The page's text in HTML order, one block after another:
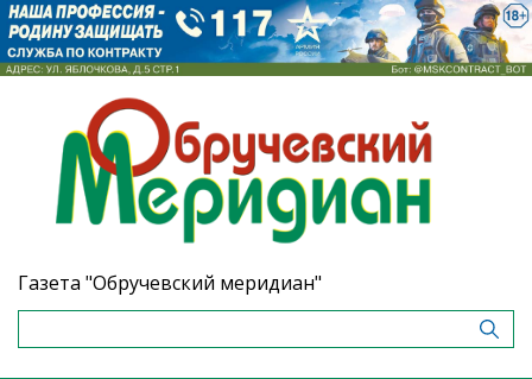
Газета "Обручевский меридиан"